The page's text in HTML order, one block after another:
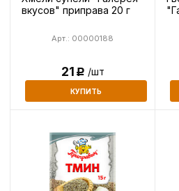
вкусов" приправа 20 г
Арт.: 00000188
21Р /шт
КУПИТЬ